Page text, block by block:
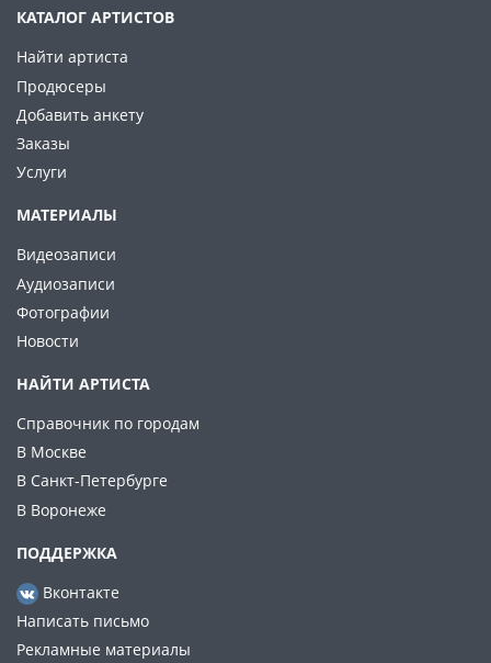
КАТАЛОГ АРТИСТОВ
Найти артиста
Продюсеры
Добавить анкету
Заказы
Услуги
МАТЕРИАЛЫ
Видеозаписи
Аудиозаписи
Фотографии
Новости
НАЙТИ АРТИСТА
Справочник по городам
В Москве
В Санкт-Петербурге
В Воронеже
ПОДДЕРЖКА
Вконтакте
Написать письмо
Рекламные материалы